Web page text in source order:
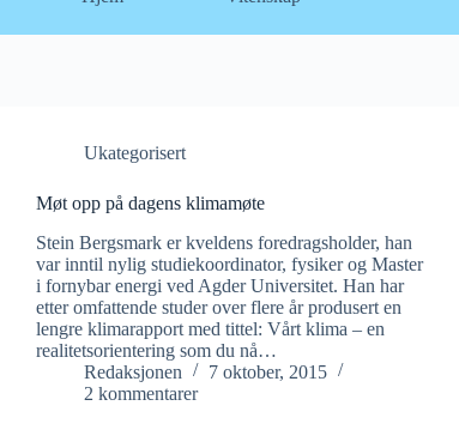
Ukategorisert
Møt opp på dagens klimamøte
Stein Bergsmark er kveldens foredragsholder, han
var inntil nylig studiekoordinator, fysiker og Master
i fornybar energi ved Agder Universitet. Han har
etter omfattende studer over flere år produsert en
lengre klimarapport med tittel: Vårt klima – en
realitetsorientering som du nå…
Redaksjonen
7 oktober, 2015
2 kommentarer